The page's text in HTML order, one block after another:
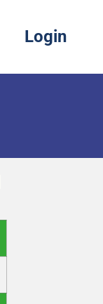
Login